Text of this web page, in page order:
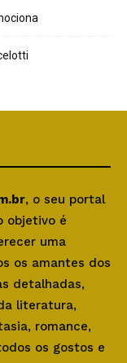
, o seu portal
objetivo é
uma
os amantes dos
detalhadas,
literatura,
romance,
os gostos e